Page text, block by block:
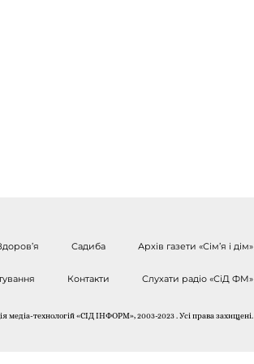
Садиба Архів газети «Сім’я і дім»
Контакти Слухати радіо «СіД ФМ»
медіа-технологій «СІД ІНФОРМ», 2003-2023 . Усі права захищені.